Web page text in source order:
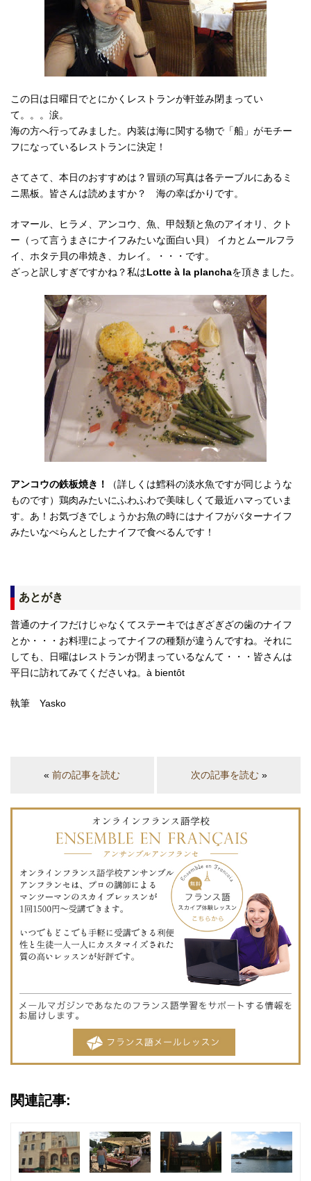
この日は日曜日でとにかくレストランが軒並み閉まってい
て。。。涙。
海の方へ行ってみました。内装は海に関する物で「船」がモチー
フになっているレストランに決定！
さてさて、本日のおすすめは？冒頭の写真は各テーブルにあるミ
ニ黒板。皆さんは読めますか？ 海の幸ばかりです。
オマール、ヒラメ、アンコウ、魚、甲殻類と魚のアイオリ、クト
ー（って言うまさにナイフみたいな面白い貝） イカとムールフラ
イ、ホタテ貝の串焼き、カレイ。・・・です。
ざっと訳しすぎですかね？私はLotte à la planchaを頂きました。
アンコウの鉄板焼き！
（詳しくは鱈科の淡水魚ですが同じような
ものです）鶏肉みたいにふわふわで美味しくて最近ハマっていま
す。あ！お気づきでしょうかお魚の時にはナイフがバターナイフ
みたいなぺらんとしたナイフで食べるんです！
あとがき
普通のナイフだけじゃなくてステーキではぎざぎざの歯のナイフ
とか・・・お料理によってナイフの種類が違うんですね。それに
しても、日曜はレストランが閉まっているなんて・・・皆さんは
平日に訪れてみてくださいね。à bientôt
執筆 Yasko
«前の記事を読む 次の記事を読む»
関連記事: